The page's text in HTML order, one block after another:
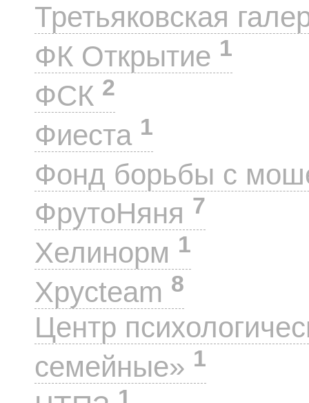
Третьяковская
ФК Открытие 1
ФСК 2
Фиеста 1
Фонд борьбы с
ФрутоНяня 7
Хелинорм 1
Хрусteam 8
Центр
семейные» 1
1